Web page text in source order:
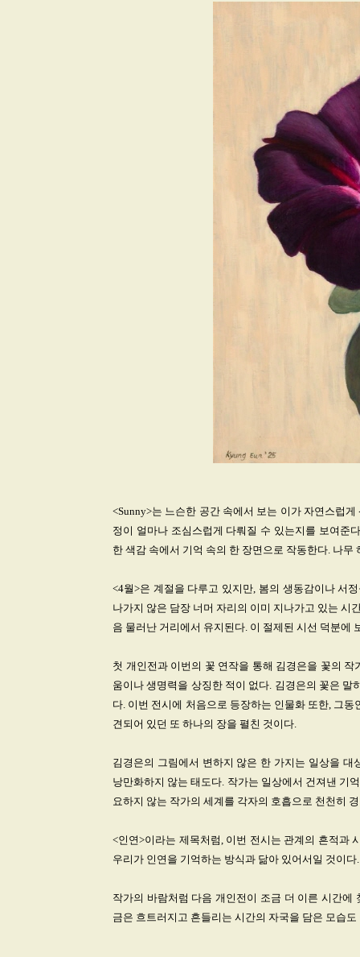
<Sunny>는 느슨한 공간 속에서 보는 이가 자연스럽
정이 얼마나 조심스럽게 다뤄질 수 있는지를 보여준
한 색감 속에서 기억 속의 한 장면으로 작동한다. 나
<4월>은 계절을 다루고 있지만, 봄의 생동감이나 서
나가지 않은 담장 너머 자리의 이미 지나가고 있는 시
음 물러난 거리에서 유지된다. 이 절제된 시선 덕분에
첫 개인전과 이번의 꽃 연작을 통해 김경은을 꽃의
움이나 생명력을 상징한 적이 없다. 김경은의 꽃은
다. 이번 전시에 처음으로 등장하는 인물화 또한, 그
견되어 있던 또 하나의 장을 펼친 것이다.
김경은의 그림에서 변하지 않은 한 가지는 일상을
낭만화하지 않는 태도다. 작가는 일상에서 건져낸 기
요하지 않는 작가의 세계를 각자의 호흡으로 천천히
<인연>이라는 제목처럼, 이번 전시는 관계의 흔적과
우리가 인연을 기억하는 방식과 닮아 있어서일 것이다.
작가의 바람처럼 다음 개인전이 조금 더 이른 시간
금은 흐트러지고 흔들리는 시간의 자국을 담은 모습도